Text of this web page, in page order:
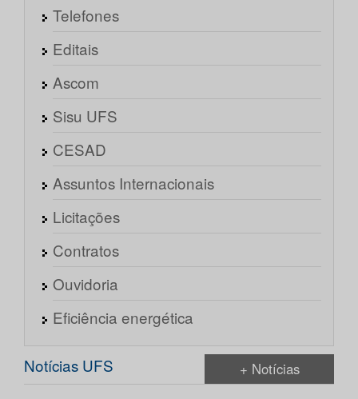
Telefones
Editais
Ascom
Sisu UFS
CESAD
Assuntos Internacionais
Licitações
Contratos
Ouvidoria
Eficiência energética
Notícias UFS + Notícias